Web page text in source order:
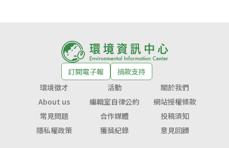
訂閱電子報
捐款支持
環境徵才
活動
關於我們
About us
編輯室自律公約
網站授權條款
常見問題
合作媒體
投稿須知
隱私權政策
獲獎紀錄 意見回饋